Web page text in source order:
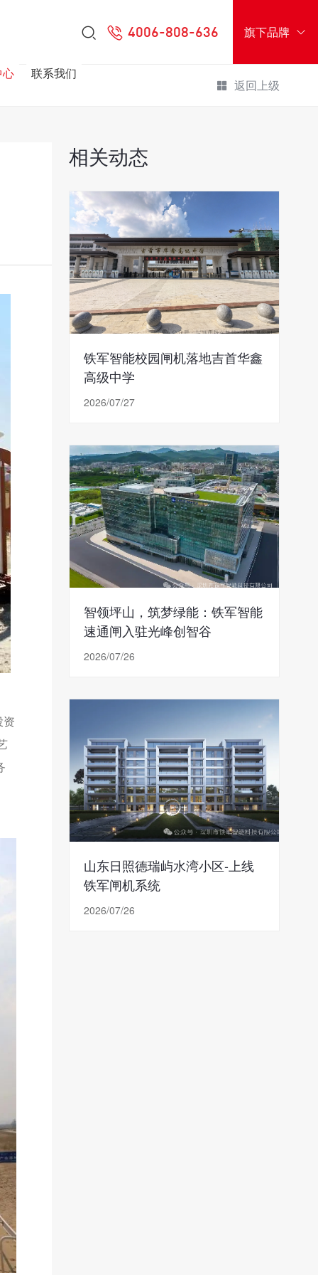
旗下品牌
4006-808-636
联系我们
返回上级
资
相关动态
铁军智能校园闸机落地吉首华鑫
高级中学
2026/07/27
智领坪山，筑梦绿能：铁军智能
速通闸入驻光峰创智谷
2026/07/26
山东日照德瑞屿水湾小区-上线
铁军闸机系统
2026/07/26